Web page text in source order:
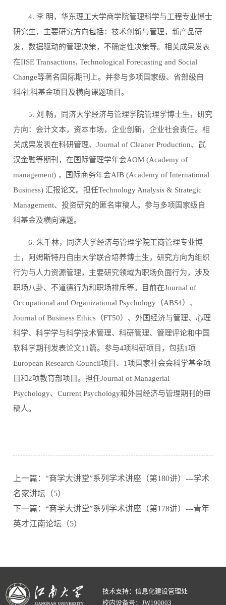
4.李 明，华东理工大学商学院管理科学与工程专业博士
研究生，主要研究方向包括：技术创新与管理，新产品研
发，数据驱动的管理决策，不确定性决策等。相关成果发表
在IISE Transactions, Technological Forecasting and Social
Change等著名国际期刊上。并参与多项国家级、省部级自
科/社科基金项目及横向课题项目。
5.刘 畅，同济大学经济与管理学院管理学博士生，研究
方向：会计文本，资本市场，企业创新，企业社会责任。相
关成果发表在科研管理、Journal of Cleaner Production、武
汉金融等期刊，在国际管理学年会AOM (Academy of
management) ，国际商务年会AIB (Academy of International
Business) 汇报论文。担任Technology Analysis & Strategic
Management、投资研究的匿名审稿人。参与多项国家级自
科基金及横向课题。
6. 朱千林，同济大学经济与管理学院工商管理专业博
士，阿姆斯特丹自由大学联合培养博士生，研究方向为组织
行为与人力资源管理，主要研究领域为职场负面行为，涉及
职场八卦、不道德行为和职场排斥等。目前在Journal of
Occupational and Organizational Psychology （ABS4）、
Journal of Business Ethics （FT50）、外国经济与管理、心理
科学、科学学与科学技术管理、科研管理、管理评论和中国
软科学期刊发表论文11篇。参与4项科研项目，包括1项
European Research Council项目、 1项国家社会会科学基金项
目和2项教育部项目。担任Journal of Managerial
Psychology、Current Psychology和外国经济与管理期刊的审
稿人。
上一篇：“商学大讲堂”系列学术讲座（第180讲）---学术
名家讲坛（5）
下一篇：“商学大讲堂”系列学术讲座（第178讲）---青年
英才江南论坛（5）
技术支持：信息化建设管理处
校内设备号：JW190003